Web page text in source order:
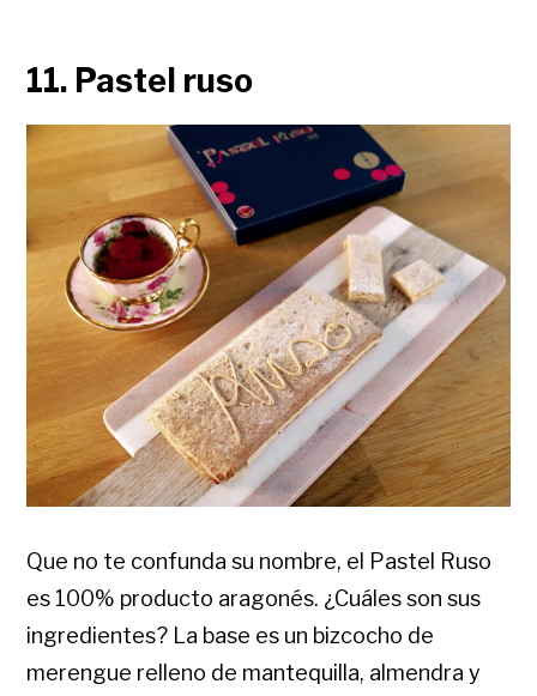
11. Pastel ruso
Que no te confunda su nombre, el Pastel Ruso
es 100% producto aragonés. ¿Cuáles son sus
ingredientes? La base es un bizcocho de
merengue relleno de mantequilla, almendra y